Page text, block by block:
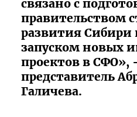
связано с
правительством
развития
запуском новых
проектов в СФО», -
представитель
Галичева.